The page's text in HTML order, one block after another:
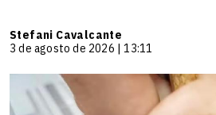
Stefani Cavalcante
3 de agosto de 2026 | 13:11